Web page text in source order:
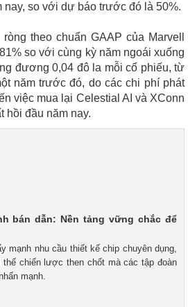
nay, so với dự báo trước đó là 50%.
theo chuẩn GAAP của Marvell
so với cùng kỳ năm ngoái xuống
đương 0,04 đô la mỗi cổ phiếu, từ
năm trước đó, do các chi phí phát
việc mua lại Celestial AI và XConn
hồi đầu năm nay.
bán dẫn: Nền tảng vững chắc để
mạnh nhu cầu thiết kế chip chuyên dụng,
chiến lược then chốt mà các tập đoàn
mạnh.